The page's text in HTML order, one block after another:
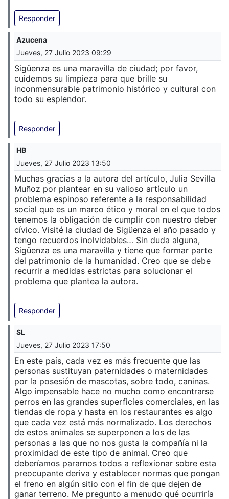
Responder
Azucena
Jueves, 27 Julio 2023 09:29
Sigüenza es una maravilla de ciudad; por favor,
cuidemos su limpieza para que brille su
inconmensurable patrimonio histórico y cultural con
todo su esplendor.
Responder
HB
Jueves, 27 Julio 2023 13:50
Muchas gracias a la autora del artículo, Julia Sevilla
Muñoz por plantear en su valioso artículo un
problema espinoso referente a la responsabilidad
social que es un marco ético y moral en el que todos
tenemos la obligación de cumplir con nuestro deber
cívico. Visité la ciudad de Sigüenza el año pasado y
tengo recuerdos inolvidables… Sin duda alguna,
Sigüenza es una maravilla y tiene que formar parte
del patrimonio de la humanidad. Creo que se debe
recurrir a medidas estrictas para solucionar el
problema que plantea la autora.
Responder
SL
Jueves, 27 Julio 2023 17:50
En este país, cada vez es más frecuente que las
personas sustituyan paternidades o maternidades
por la posesión de mascotas, sobre todo, caninas.
Algo impensable hace no mucho como encontrarse
perros en las grandes superficies comerciales, en las
tiendas de ropa y hasta en los restaurantes es algo
que cada vez está más normalizado. Los derechos
de estos animales se superponen a los de las
personas a las que no nos gusta la compañía ni la
proximidad de este tipo de animal. Creo que
deberíamos pararnos todos a reflexionar sobre esta
preocupante deriva y establecer normas que pongan
el freno en algún sitio con el fin de que dejen de
ganar terreno. Me pregunto a menudo qué ocurriría